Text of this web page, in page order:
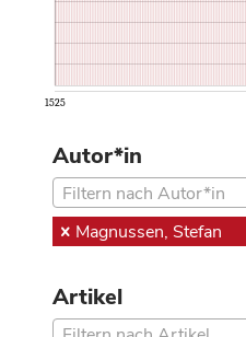
1525
Autor*in
Filtern nach Autor*in
Magnussen, Stefan
Artikel